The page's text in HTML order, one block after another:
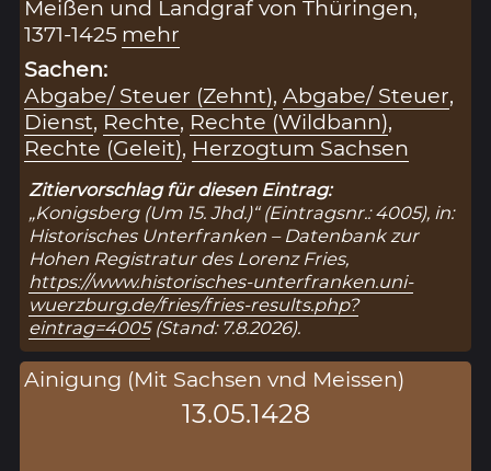
Meißen und Landgraf von Thüringen,
1371-1425 mehr
Sachen:
Abgabe/ Steuer (Zehnt),Abgabe/ Steuer,
Dienst, Rechte, Rechte (Wildbann),
Rechte (Geleit), Herzogtum Sachsen
Zitiervorschlag für diesen Eintrag:
„Konigsberg (Um 15. Jhd.)“ (Eintragsnr.: 4005), in:
Historisches Unterfranken – Datenbank zur
Hohen Registratur des Lorenz Fries,
https://www.historisches-unterfranken.uni-
wuerzburg.de/fries/fries-results.php?
eintrag=4005(Stand: 7.8.2026).
Ainigung (Mit Sachsen vnd Meissen)
13.05.1428